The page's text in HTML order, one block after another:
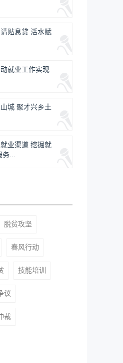
贴息贷 活水赋
就业工作实现
城 聚才兴乡土
业渠道 挖掘就
务...
脱贫攻坚
春风行动
技能培训
议
裁